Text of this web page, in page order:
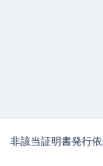
非該当証明書発行